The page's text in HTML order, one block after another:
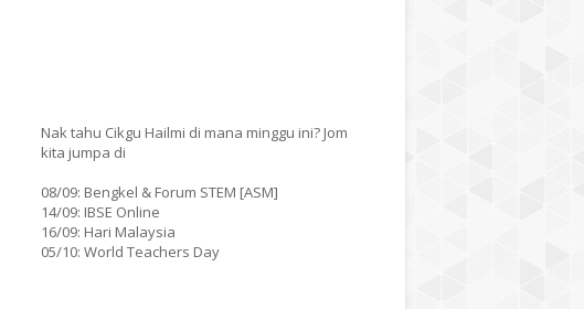
Nak tahu Cikgu Hailmi di mana minggu ini? Jom
kita jumpa di
08/09: Bengkel & Forum STEM [ASM]
14/09: IBSE Online
16/09: Hari Malaysia
05/10: World Teachers Day